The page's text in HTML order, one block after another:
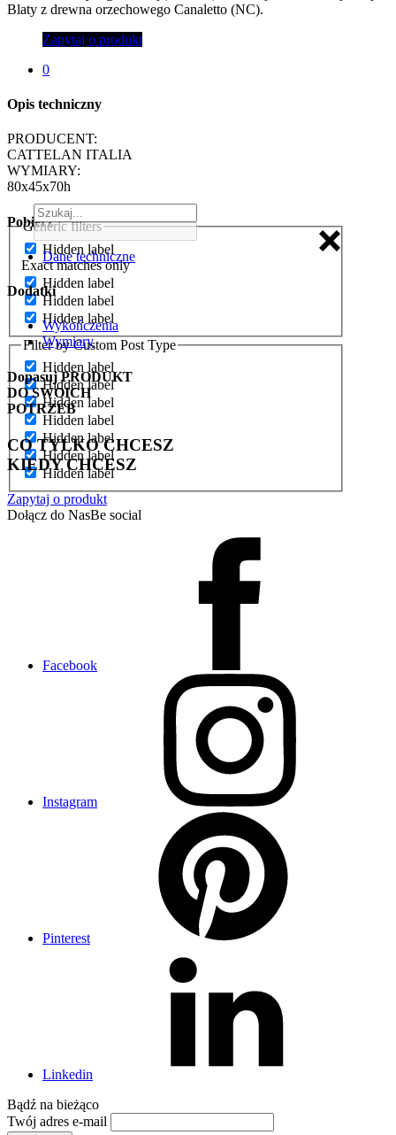
Generic filters
Hidden label
Exact matches only
Hidden label
Hidden label
Hidden label
Filter by Custom Post Type
Hidden label
Hidden label
Hidden label
Hidden label
Hidden label
Hidden label
Hidden label
Blaty z drewna orzechowego Canaletto (NC).
Zapytaj o produkt
0
Opis techniczny
PRODUCENT:
CATTELAN ITALIA
WYMIARY:
80x45x70h
Pobierz
Dane techniczne
Dodatki
Wykończenia
Wymiary
DopasujPRODUKT
DO SWOICH
POTRZEB
CO TYLKO CHCESZ
KIEDY CHCESZ
Zapytaj o produkt
Dołącz do NasBe social
Facebook
Instagram
Pinterest
Linkedin
Bądź na bieżąco
Twój adres e-mail